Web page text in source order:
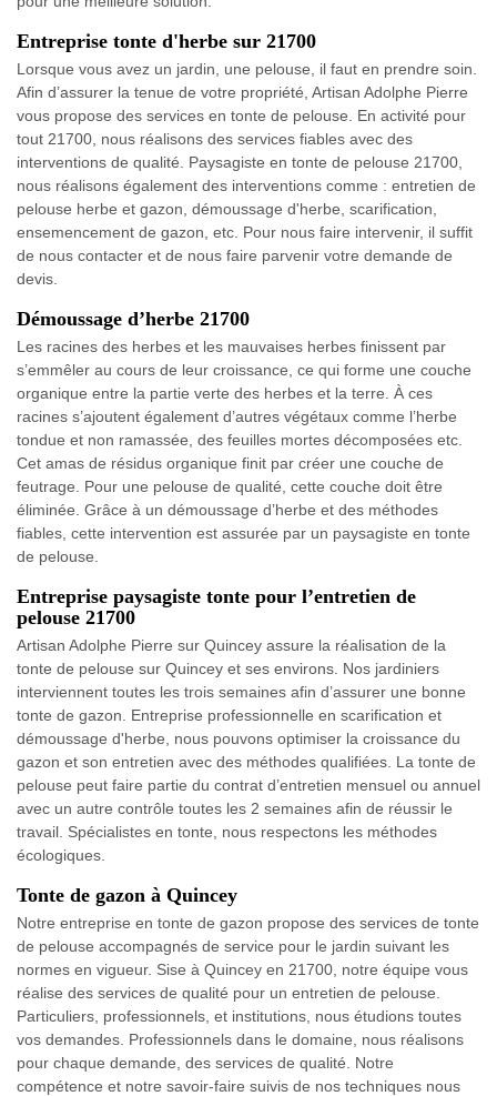
Entreprise tonte d'herbe sur 21700
Lorsque vous avez un jardin, une pelouse, il faut en prendre soin.
Afin d’assurer la tenue de votre propriété, Artisan Adolphe Pierre
vous propose des services en tonte de pelouse. En activité pour
tout 21700, nous réalisons des services fiables avec des
interventions de qualité. Paysagiste en tonte de pelouse 21700,
nous réalisons également des interventions comme : entretien de
pelouse herbe et gazon, démoussage d'herbe, scarification,
ensemencement de gazon, etc. Pour nous faire intervenir, il suffit
de nous contacter et de nous faire parvenir votre demande de
devis.
Démoussage d’herbe 21700
Les racines des herbes et les mauvaises herbes finissent par
s’emmêler au cours de leur croissance, ce qui forme une couche
organique entre la partie verte des herbes et la terre. À ces
racines s’ajoutent également d’autres végétaux comme l’herbe
tondue et non ramassée, des feuilles mortes décomposées etc.
Cet amas de résidus organique finit par créer une couche de
feutrage. Pour une pelouse de qualité, cette couche doit être
éliminée. Grâce à un démoussage d’herbe et des méthodes
fiables, cette intervention est assurée par un paysagiste en tonte
de pelouse.
Entreprise paysagiste tonte pour l’entretien de
pelouse 21700
Artisan Adolphe Pierre sur Quincey assure la réalisation de la
tonte de pelouse sur Quincey et ses environs. Nos jardiniers
interviennent toutes les trois semaines afin d’assurer une bonne
tonte de gazon. Entreprise professionnelle en scarification et
démoussage d'herbe, nous pouvons optimiser la croissance du
gazon et son entretien avec des méthodes qualifiées. La tonte de
pelouse peut faire partie du contrat d’entretien mensuel ou annuel
avec un autre contrôle toutes les 2 semaines afin de réussir le
travail. Spécialistes en tonte, nous respectons les méthodes
écologiques.
Tonte de gazon à Quincey
Notre entreprise en tonte de gazon propose des services de tonte
de pelouse accompagnés de service pour le jardin suivant les
normes en vigueur. Sise à Quincey en 21700, notre équipe vous
réalise des services de qualité pour un entretien de pelouse.
Particuliers, professionnels, et institutions, nous étudions toutes
vos demandes. Professionnels dans le domaine, nous réalisons
pour chaque demande, des services de qualité. Notre
compétence et notre savoir-faire suivis de nos techniques nous